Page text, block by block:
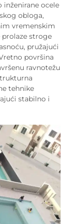
inženirane ocele
obloga,
vremenskim
stroge
pružajući
površina
ravnotežu
tehnike
stabilno i